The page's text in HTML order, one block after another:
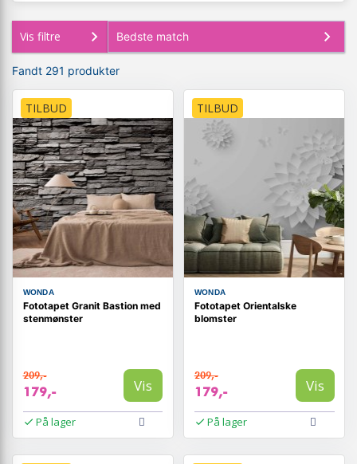
Vis filtre
Fandt 291 produkter
TILBUD
WONDA
Fototapet Granit Bastion med
stenmønster
209,-
179,- Vis
På lager
TILBUD
WONDA
Fototapet Orientalske
blomster
209,-
179,- Vis
På lager